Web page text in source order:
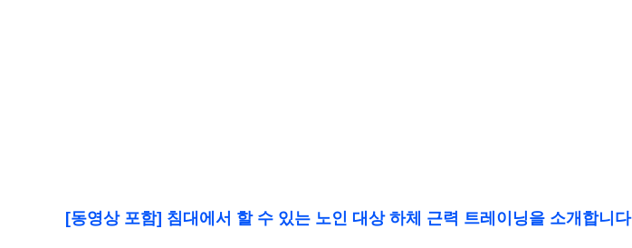
[동영상 포함] 침대에서 할 수 있는 노인 대상 하체 근력 트레이닝을 소개합니다